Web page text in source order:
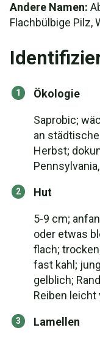
Andere Namen:
Flachbülbige Pilz,
Ökologie
Saprobic;
an
Herbst;
Hut
5-9 cm;
oder etwas
flach;
fast kahl;
gelblich;
Reiben leicht
Lamellen